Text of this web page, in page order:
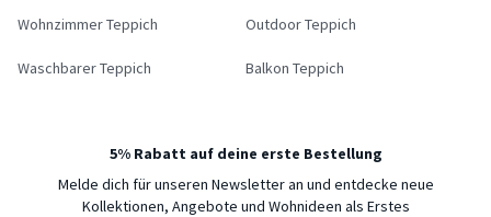
Wohnzimmer Teppich Outdoor Teppich
Waschbarer Teppich Balkon Teppich
5% Rabatt auf deine erste Bestellung
Melde dich für unseren Newsletter an und entdecke neue
Kollektionen, Angebote und Wohnideen als Erstes